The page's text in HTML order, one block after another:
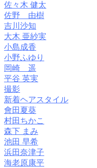
佐々木 健太
佐野 由樹
吉川沙知
大木 亜紗実
小島成香
小野ふゆり
岡崎 遥
平谷 英実
撮影
新着ヘアスタイル
會田夏葵
村田ちかこ
森下 まみ
池田 早希
浜田奈津子
海老原康平